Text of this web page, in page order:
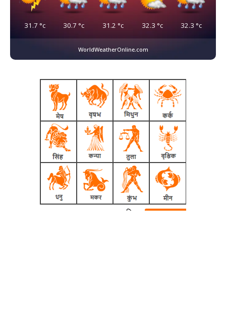
31.7 °c 30.7 °c 31.2 °c 32.3 °c 32.3 °c
WorldWeatherOnline.com